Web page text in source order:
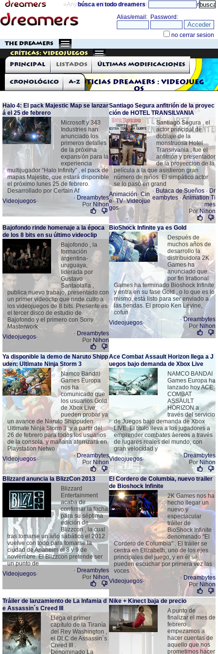
«Anything can happen and it probably will» directorio
búsca en todo dreamers
THE DREAMERS
Críticas: Videojuegos
Noticias Dreamers : Videojueg
os
Principal Listados Últimas modificaciones
Cronológico A-Z
Halo 4: El pack Majestic Map se lanzar
á el 25 de febrero
Microsoft y 343
Industries han
anunciado los
primeros detalles
de la próxima
expansión para la
experiencia
multijugador “Halo Infinity” , el pack de
mapas Majestic, que estará disponible
el próximo lunes 25 de febrero.
Desarrollado por Certain Af
Videojuegos· · Dreambytes
Por Nihon
Santiago Segura anfitrión de la proyec
ción de HOTEL TRANSILVANIA
Santiago Segura , el
actor principal de
doblaje de la
monstruosa Hotel
Transilvania , fue el
anfitrión y presentador
de la proyección de la
película a la que asistieron gran
número de niños. El simpático actor
se lo pasó en grand
Animación· Cin
e·TV·Videojue
gos·
· Butaca de Sueños · Dr
eambytes · Animation Ti
mes
PorNihon
Bajofondo rinde homenaje a la época
de los 8 bits en su último videoclip
Bajofondo , la
formación
argentina-
uruguaya,
liderada por
Gustavo
Santaolalla ,
publica nuevo trabajo, presentado con
un primer videoclip que rinde culto a
los videojuegos de 8 bits. Presente es
el tercer disco de estudio de
Bajofondo y el primero con Sony
Masterwork
Videojuegos· · Dreambytes
Por Nihon
BioShock Infinite ya es Gold
Después de
muchos años de
desarrollo la
distribuidora 2K
Games ha
anunciado que
por fin Irrational
Games ha terminado Bioshock Infinite
y entra en su fase Gold , o lo que es lo
mismo, está listo para ser enviado a
las tiendas. El propio Ken Levine,
cofun
Videojuegos· ·Dreambytes
Por Nihon
Ya disponible la demo de Naruto Shipp
uden: Ultimate Ninja Storm 3
Namco Bandai
Games Europa
nos ha
comunicado que
los usuarios Gold
de Xbox Live
pueden probar ya
un avance de Naruto Shippuden
Ultimate Ninja Storm 3 ,y a partir del
26 de febrero para todos los usuarios
de la consola. y mañana aterrizará en
Playstation Netwo
Videojuegos· ·Dreambytes
Por Nihon
Ace Combat Assault Horizon llega a J
uegos bajo demanda de Xbox Live
NAMCO BANDAI
Games Europa ha
lanzado hoy ACE
COMBAT
ASSAULT
HORIZON a
través del servicio
de Juegos bajo demanda de Xbox
LIVE. El título lleva a los jugadores a
emprender combates áereos a través
de lugares reales del mundo, con
gran velocidad y
Videojuegos· ·Dreambytes
Por Nihon
Blizzard anuncia la BlizzCon 2013
Blizzard
Entertainment
acaba de
confirmar la fecha
para su séptima
edición de
Blizzcon , la cual
tras tomarse un año sabático el 2012
vuelve con todo para tomarse la
ciudad de Anaheim el 8 y 9 de
noviembre. El Blizzcon pretende ser
un punto de
Videojuegos· · Dreambytes
Por Nihon
El Cordero de Columbia, nuevo trailer
de Bioshock Infinite
2K Games nos ha
hecho llegar un
nuevo y
espectacular
tráiler de
BioShock Infinite
denominado "El
Cordero de Columbia" . El tráiler se
centra en Elizabeth, uno de los ejes
principales del juego, y en él se
pueden escuchar por primera vez las
voces
Videojuegos· · Dreambytes
Por Nihon
Tráiler de lanzamiento de La Infamia d
e Assassin´s Creed III
Llega el primer
capítulo de la Tiranía
del Rey Washington ,
el DLC de Assassin´s
Creed III .
Denominado La
Nike + Kinect baja de precio
A punto de
finalizar el mes de
febrero
empezamos a
hacer cuentas de
aquello que nos
prometimos hacer